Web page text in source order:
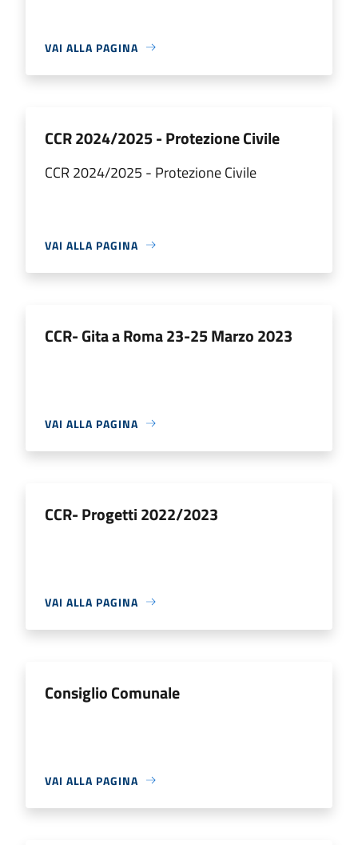
VAI ALLA PAGINA
CCR 2024/2025 - Protezione Civile
CCR 2024/2025 - Protezione Civile
VAI ALLA PAGINA
CCR- Gita a Roma 23-25 Marzo 2023
VAI ALLA PAGINA
CCR- Progetti 2022/2023
VAI ALLA PAGINA
Consiglio Comunale
VAI ALLA PAGINA